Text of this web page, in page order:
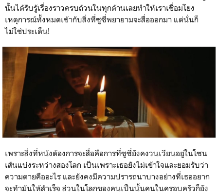
นั้นได้รับรู้เรื่องราวครบถ้วนในทุกด้านเลยทำให้เราเชื่อมโยง
เหตุการณ์ทั้งหมดเข้ากับสิ่งที่ซูซี่พยายามจะสื่อออกมา แต่นั่นก็
ไม่ใช่ประเด็น!
เพราะสิ่งที่หนังต้องการจะสื่อคือการที่ซูซี่ยังคงวนเวียนอยู่ในโซน
เส้นแบ่งระหว่างสองโลก เป็นเพราะเธอยังไม่เข้าใจและยอมรับว่า
ความตายคืออะไร และยังคงมีความปรารถนาบางอย่างที่เธออยาก
จะทำมันให้สำเร็จ ส่วนในโลกของคนเป็นนั้นคนในครอบครัวก็ยัง